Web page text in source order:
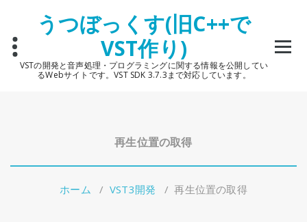
うつぼっくす(旧C++で
VST作り)
VSTの開発と音声処理・プログラミングに関する情報を公開してい
るWebサイトです。VST SDK 3.7.3まで対応しています。
再生位置の取得
ホーム / VST3開発 /再生位置の取得